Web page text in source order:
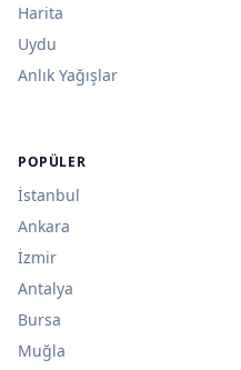
Harita
Uydu
Anlık Yağışlar
POPÜLER
İstanbul
Ankara
İzmir
Antalya
Bursa
Muğla